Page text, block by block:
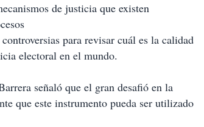
de justicia que existen
para revisar cuál es la calidad
electoral en el mundo.
señaló que el gran desafió en la
que este instrumento pueda ser utilizado